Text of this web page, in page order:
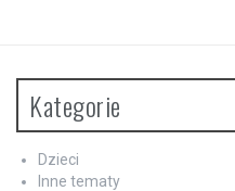
Kategorie
Dzieci
Inne tematy